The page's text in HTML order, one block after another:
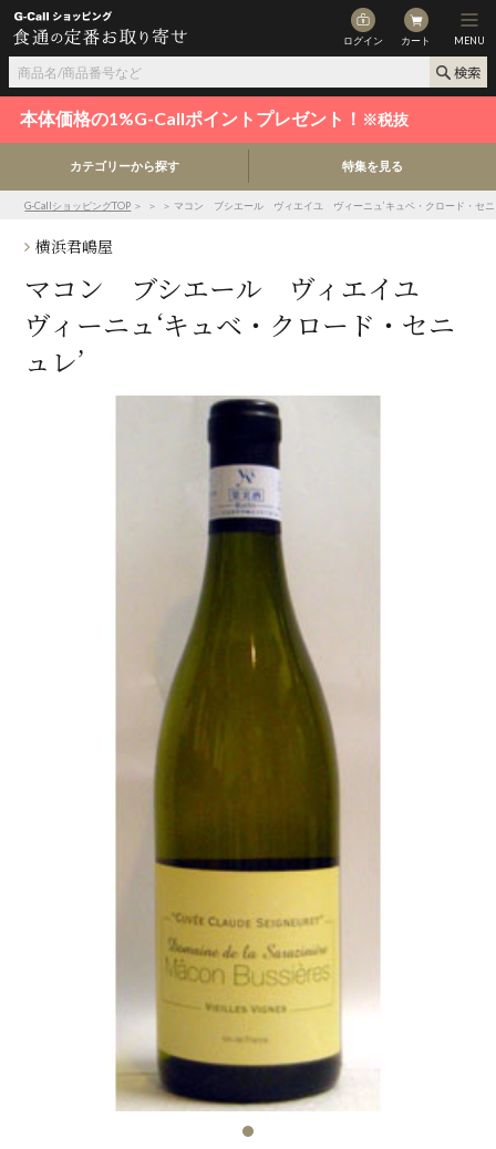
ログイン カート MENU
本体価格の1%G-Callポイントプレゼント！ ※税抜
カテゴリーから探す 特集を見る
G-CallショッピングTOP ＞ ＞ ＞ マコン ブシエール ヴィエイユ ヴィーニュ‘キュベ・クロード・セニ
横浜君嶋屋
マコン ブシエール ヴィエイユ
ヴィーニュ‘キュベ・クロード・セニ
ュレ’